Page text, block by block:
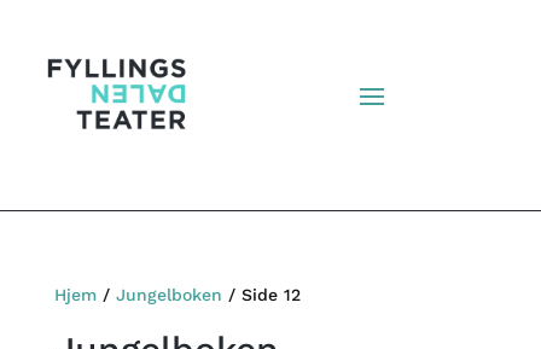
Hjem/ Jungelboken / Side 12